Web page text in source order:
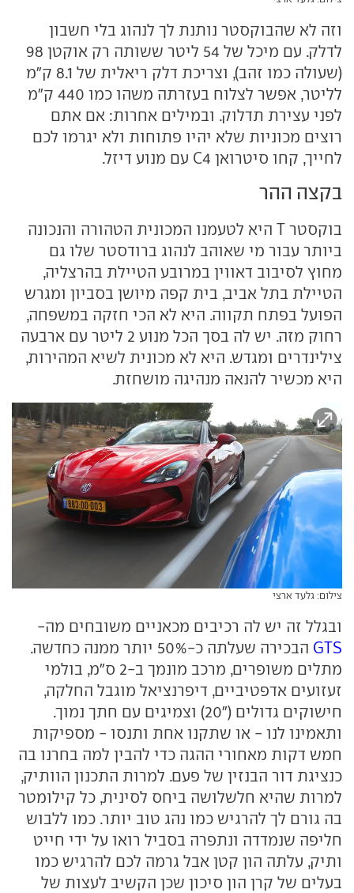
וזה לא שהבוקסטר נותנת לך לנהוג בלי חשבון
לדלק. עם מיכל של 54 ליטר ששותה רק אוקטן 98
(שעולה כמו זהב), וצריכת דלק ריאלית של 8.1 ק"מ
לליטר, אפשר לצלוח בעזרתה משהו כמו 440 ק"מ
לפני עצירת תדלוק. ובמילים אחרות: אם אתם
רוצים מכוניות שלא יהיו פתוחות ולא יגרמו לכם
לחייך, קחו סיטרואן C4 עם מנוע דיזל.
בקצה ההר
בוקסטר T היא לטעמנו המכונית הטהורה והנכונה
ביותר עבור מי שאוהב לנהוג ברודסטר שלו גם
מחוץ לסיבוב דאווין במרובע הטיילת בהרצליה,
הטיילת בתל אביב, בית קפה מיושן בסביון ומגרש
הפועל בפתח תקווה. היא לא הכי חזקה במשפחה,
רחוק מזה. יש לה בסך הכל מנוע 2 ליטר עם ארבעה
צילינדרים ומגדש. היא לא מכונית לשיא המהירות,
היא מכשיר להנאה מנהיגה מושחזת.
צילום: גלעד ארצי
ובגלל זה יש לה רכיבים מכאניים משובחים מה-
GTS
הבכירה שעלתה כ-50% יותר ממנה כחדשה.
מתלים משופרים, מרכב מונמך ב-2 ס"מ, בולמי
זעזועים אדפטיביים, דיפרנציאל מוגבל החלקה,
חישוקים גדולים ("20) וצמיגים עם חתך נמוך.
ותאמינו לנו - או שתקנו אחת ותנסו - מספיקות
חמש דקות מאחורי ההגה כדי להבין למה בחרנו בה
כנציגת דור הבנזין של פעם. למרות התכנון הוותיק,
למרות שהיא חלשלושה ביחס לסינית, כל קילומטר
בה גורם לך להרגיש כמו נהג טוב יותר. כמו ללבוש
חליפה שנמדדה ונתפרה בסביל רואו על ידי חייט
ותיק, עלתה הון קטן אבל גרמה לכם להרגיש כמו
בעלים של קרן הון סיכון שכן הקשיב לעצות של